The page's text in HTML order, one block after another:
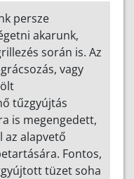
persze
akarunk,
során is. Az
vagy
tűzgyújtás
is megengedett,
az alapvető
Fontos,
tüzet soha